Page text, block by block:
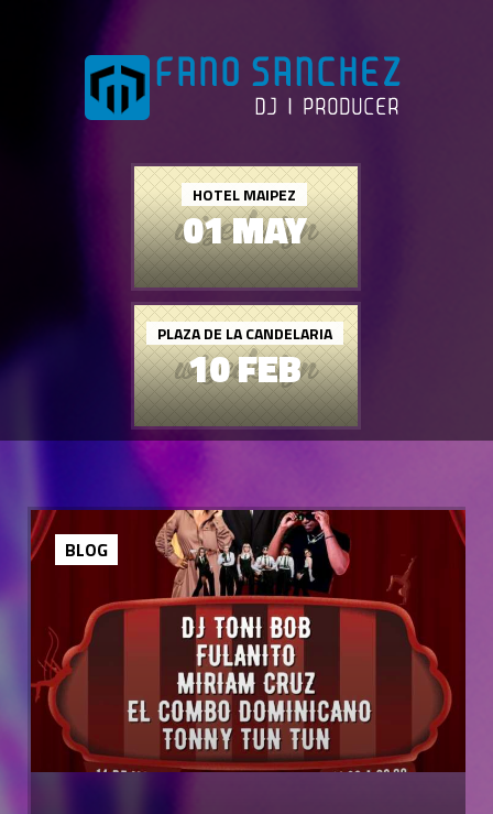
01 MAY
HOTEL MAIPEZ
10 FEB
PLAZA DE LA CANDELARIA
BLOG